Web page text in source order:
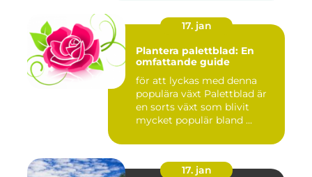
17. jan
Plantera palettblad: En
omfattande guide
för att lyckas med denna
populära växt Palettblad är
en sorts växt som blivit
mycket populär bland ...
17. jan